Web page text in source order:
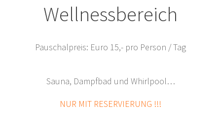
Wellnessbereich
Pauschalpreis: Euro 15,- pro Person / Tag
Sauna, Dampfbad und Whirlpool…
NUR MIT RESERVIERUNG !!!